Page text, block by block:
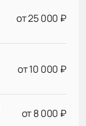
от 25 000 ₽
от 10 000 ₽
от 8 000 ₽